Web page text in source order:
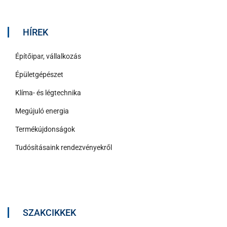
HÍREK
Építőipar, vállalkozás
Épületgépészet
Klíma- és légtechnika
Megújuló energia
Termékújdonságok
Tudósításaink rendezvényekről
SZAKCIKKEK